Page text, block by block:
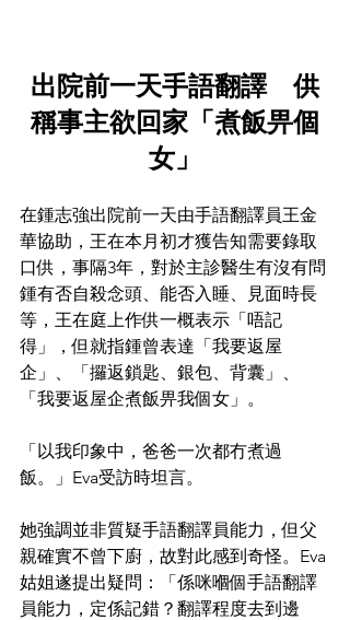
出院前一天手語翻譯　供
稱事主欲回家「煮飯畀個
女」
在鍾志強出院前一天由手語翻譯員王金
華協助，王在本月初才獲告知需要錄取
口供，事隔3年，對於主診醫生有沒有問
鍾有否自殺念頭、能否入睡、見面時長
等，王在庭上作供一概表示「唔記
得」，但就指鍾曾表達「我要返屋
企」、「攞返鎖匙、銀包、背囊」、
「我要返屋企煮飯畀我個女」。
「以我印象中，爸爸一次都冇煮過
飯。」Eva受訪時坦言。
她強調並非質疑手語翻譯員能力，但父
親確實不曾下廚，故對此感到奇怪。Eva
姑姐遂提出疑問：「係咪嗰個手語翻譯
員能力，定係記錯？翻譯程度去到邊